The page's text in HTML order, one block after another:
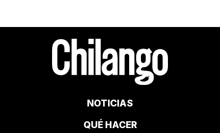
NOTICIAS
QUÉ HACER